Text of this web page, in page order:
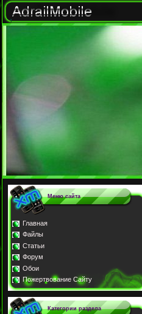
Меню сайта
Главная
Файлы
Статьи
Форум
Обои
Пожертвование Сайту
Категории раздела